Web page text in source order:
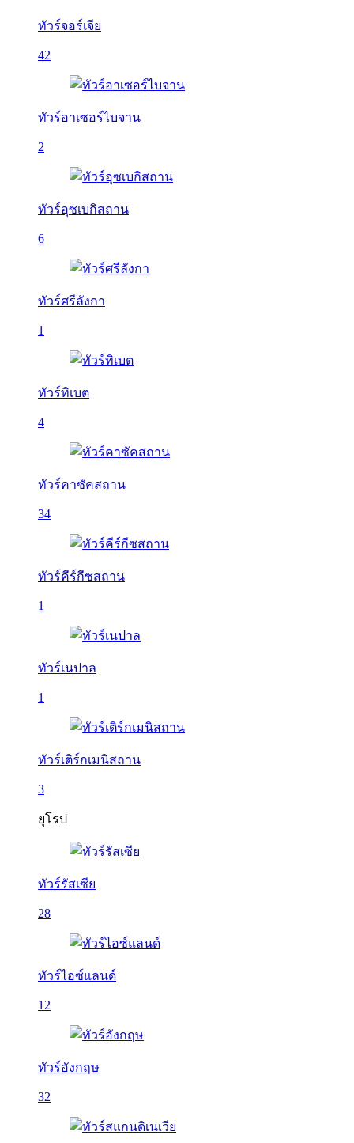
ทัวร์จอร์เจีย
42
ทัวร์อาเซอร์ไบจาน
2
ทัวร์อุซเบกิสถาน
6
ทัวร์ศรีลังกา
1
ทัวร์ทิเบต
4
ทัวร์คาซัคสถาน
34
ทัวร์คีร์กีซสถาน
1
ทัวร์เนปาล
1
ทัวร์เติร์กเมนิสถาน
3
ยุโรป
ทัวร์รัสเซีย
28
ทัวร์ไอซ์แลนด์
12
ทัวร์อังกฤษ
32